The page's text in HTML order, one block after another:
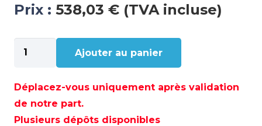
Prix : 538,03 € (TVA incluse)
quantité
de
INCLINE
51CM
-
Ajouter au panier
Déplacez-vous uniquement après validation
de notre part.
Plusieurs dépôts disponibles